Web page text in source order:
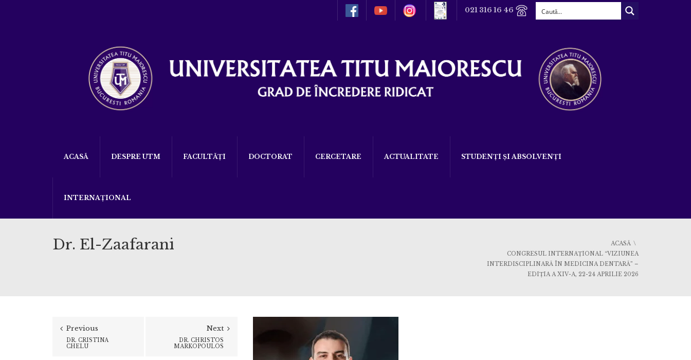
021 316 16 46
ACASĂ DESPRE UTM FACULTĂȚI DOCTORAT CERCETARE ACTUALITATE STUDENȚI ȘI ABSOLVENȚI
INTERNAȚIONAL
Dr. El-Zaafarani
ACASĂ
CONGRESUL INTERNAȚIONAL “VIZIUNEA
INTERDISCIPLINARĂ ÎN MEDICINA DENTARĂ” –
EDIȚIA A XIV-A, 22-24 APRILIE 2026
Previous
DR. CRISTINA
CHELU
Next
DR. CHRISTOS
MARKOPOULOS